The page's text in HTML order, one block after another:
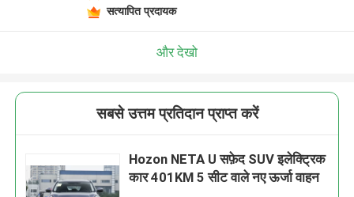
सत्यापित प्रदायक
और देखो
सबसे उत्तम प्रतिदान प्राप्त करें
Hozon NETA U सफ़ेद SUV इलेक्ट्रिक
कार 401KM 5 सीट वाले नए ऊर्जा वाहन